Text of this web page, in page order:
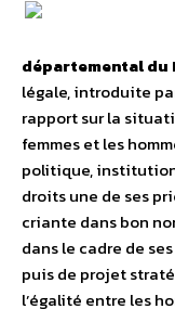
départemental du
légale, introduite
rapport sur la
femmes et les
politique,
droits une de ses
criante dans bon
dans le cadre de
puis de projet
l’égalité entre les